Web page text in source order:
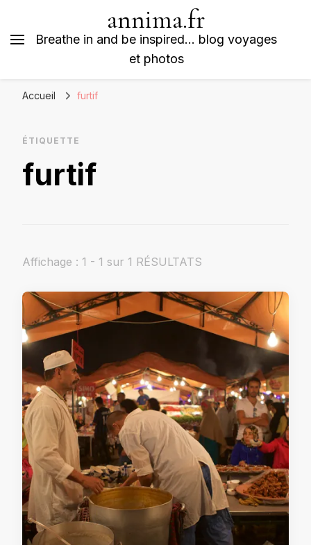
annima.fr
Breathe in and be inspired… blog voyages
et photos
Accueil furtif
ÉTIQUETTE
furtif
Affichage : 1 - 1 sur 1 RÉSULTATS